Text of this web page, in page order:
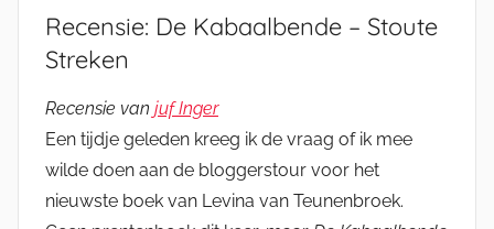
Recensie: De Kabaalbende – Stoute
Streken
Recensie van juf Inger
Een tijdje geleden kreeg ik de vraag of ik mee
wilde doen aan de bloggerstour voor het
nieuwste boek van Levina van Teunenbroek.